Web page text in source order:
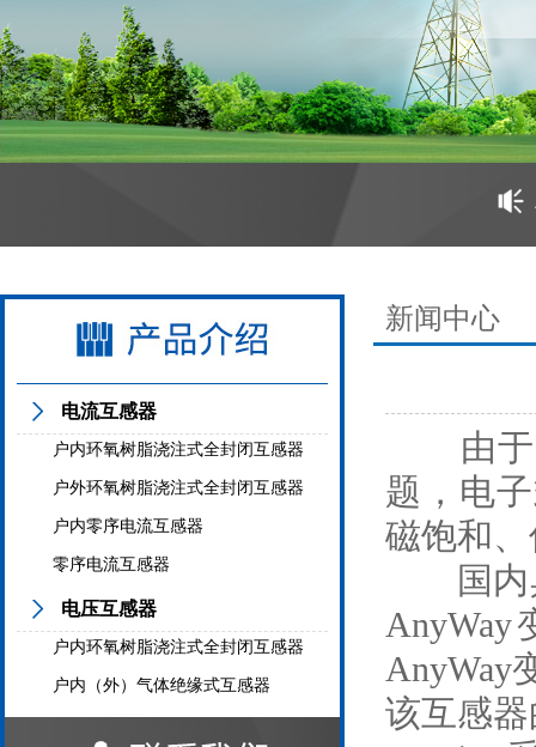
电流互感器
户内环氧树脂浇注式全封闭互感器
户外环氧树脂浇注式全封闭互感器
户内零序电流互感器
零序电流互感器
电压互感器
户内环氧树脂浇注式全封闭互感器
户内（外）气体绝缘式互感器
新闻中心
由于电
题，电
磁饱和
国内具
AnyWay
该互感